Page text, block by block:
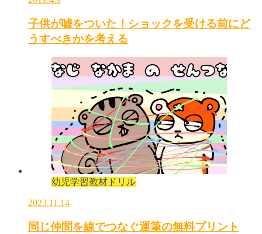
子供が嘘をついた！ショックを受ける前にど
うすべきかを考える
幼児学習教材ドリル
2023.11.14
同じ仲間を線でつなぐ運筆の無料プリント